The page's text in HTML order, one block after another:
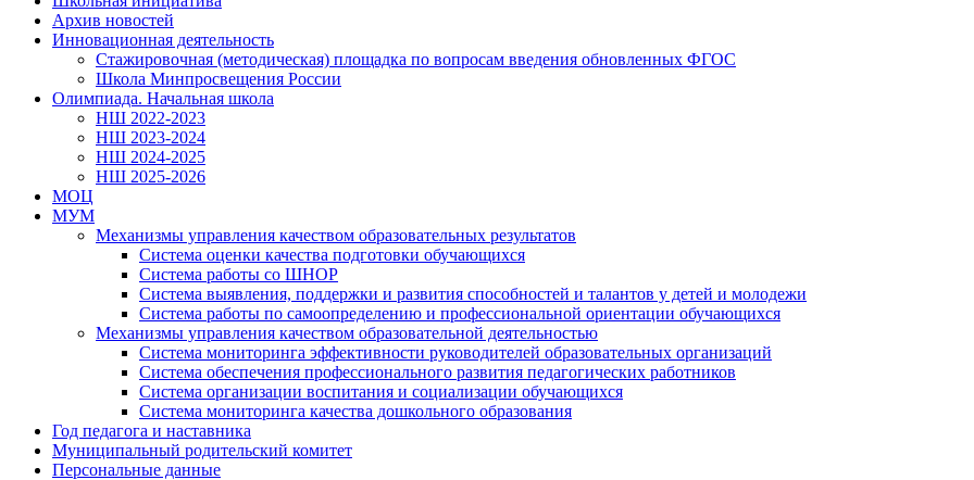
Архив новостей
Инновационная деятельность
Стажировочная (методическая) площадка по вопросам введения обновленных ФГОС
Школа Минпросвещения России
Олимпиада. Начальная школа
НШ 2022-2023
НШ 2023-2024
НШ 2024-2025
НШ 2025-2026
МОЦ
МУМ
Механизмы управления качеством образовательных результатов
Система оценки качества подготовки обучающихся
Система работы со ШНОР
Система выявления, поддержки и развития способностей и талантов у детей и молодежи
Система работы по самоопределению и профессиональной ориентации обучающихся
Механизмы управления качеством образовательной деятельностью
Система мониторинга эффективности руководителей образовательных организаций
Система обеспечения профессионального развития педагогических работников
Система организации воспитания и социализации обучающихся
Система мониторинга качества дошкольного образования
Год педагога и наставника
Муниципальный родительский комитет
Персональные данные